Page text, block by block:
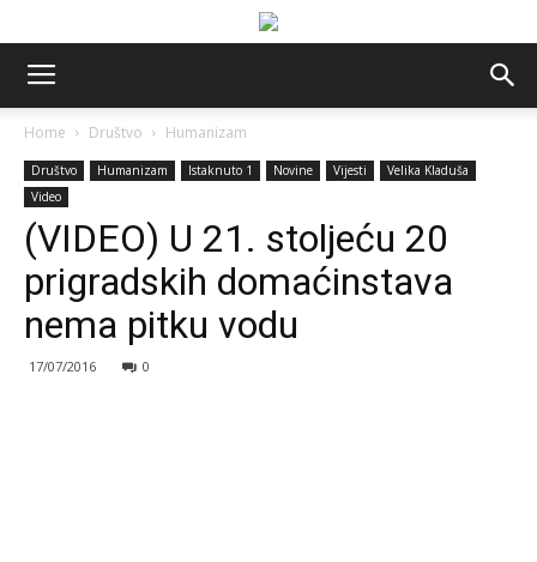
Home Društvo Humanizam
Društvo Humanizam Istaknuto 1 Novine Vijesti
Velika Kladuša
Video
(VIDEO) U 21. stoljeću 20
prigradskih domaćinstava
nema pitku vodu
17/07/2016 0